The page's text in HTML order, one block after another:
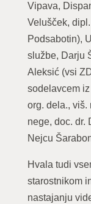
Vipava,
Velušček,
Podsabotin),
službe, Darju
Aleksić (vsi
sodelavcem
org. dela., viš.
nege, doc. dr.
Nejcu
Hvala tudi
starostnikom
nastajanju